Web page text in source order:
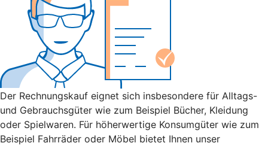
Der Rechnungskauf eignet sich insbesondere für Alltags-
und Gebrauchsgüter wie zum Beispiel Bücher, Kleidung
oder Spielwaren. Für höherwertige Konsumgüter wie zum
Beispiel Fahrräder oder Möbel bietet Ihnen unser